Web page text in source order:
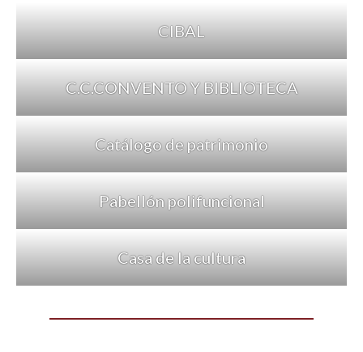
CIBAL
C.C.CONVENTO Y BIBLIOTECA
Catálogo de patrimonio
Pabellón polifuncional
Casa de la cultura